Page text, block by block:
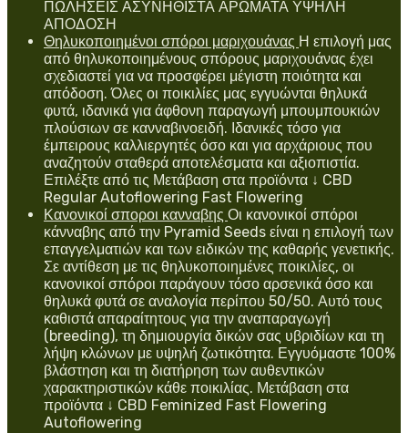
ΠΩΛΗΣΕΙΣ ΑΣΥΝΗΘΙΣΤΑ ΑΡΩΜΑΤΑ ΥΨΗΛΗ
ΑΠΟΔΟΣΗ
Θηλυκοποιημένοι σπόροι μαριχουάνας Η επιλογή μας
από θηλυκοποιημένους σπόρους μαριχουάνας έχει
σχεδιαστεί για να προσφέρει μέγιστη ποιότητα και
απόδοση. Όλες οι ποικιλίες μας εγγυώνται θηλυκά
φυτά, ιδανικά για άφθονη παραγωγή μπουμπουκιών
πλούσιων σε κανναβινοειδή. Ιδανικές τόσο για
έμπειρους καλλιεργητές όσο και για αρχάριους που
αναζητούν σταθερά αποτελέσματα και αξιοπιστία.
Επιλέξτε από τις Μετάβαση στα προϊόντα ↓ CBD
Regular Autoflowering Fast Flowering
Κανονικοί σποροι κανναβης Οι κανονικοί σπόροι
κάνναβης από την Pyramid Seeds είναι η επιλογή των
επαγγελματιών και των ειδικών της καθαρής γενετικής.
Σε αντίθεση με τις θηλυκοποιημένες ποικιλίες, οι
κανονικοί σπόροι παράγουν τόσο αρσενικά όσο και
θηλυκά φυτά σε αναλογία περίπου 50/50. Αυτό τους
καθιστά απαραίτητους για την αναπαραγωγή
(breeding), τη δημιουργία δικών σας υβριδίων και τη
λήψη κλώνων με υψηλή ζωτικότητα. Εγγυόμαστε 100%
βλάστηση και τη διατήρηση των αυθεντικών
χαρακτηριστικών κάθε ποικιλίας. Μετάβαση στα
προϊόντα ↓ CBD Feminized Fast Flowering
Autoflowering